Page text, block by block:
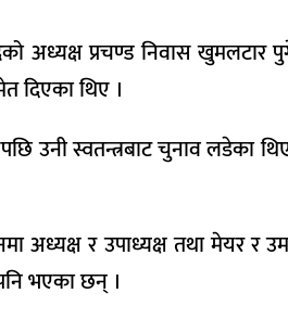
अध्यक्ष प्रचण्ड निवास
दिएका थिए ।
उनी स्वतन्त्रबाट चुनाव लडेका
अध्यक्ष र उपाध्यक्ष तथा मेयर
भएका छन् ।